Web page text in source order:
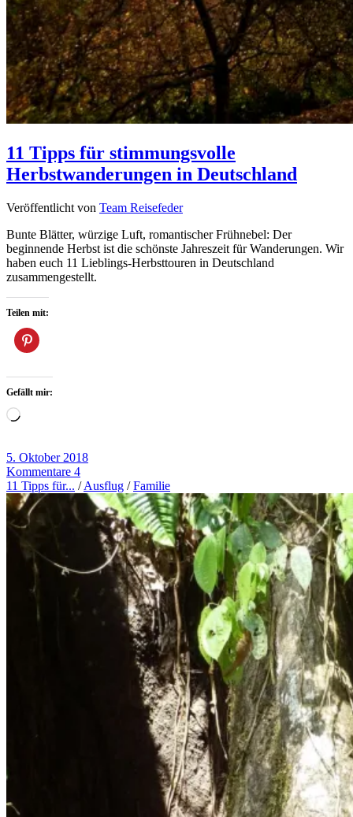
11 Tipps für stimmungsvolle
Herbstwanderungen in Deutschland
Veröffentlicht von Team Reisefeder
Bunte Blätter, würzige Luft, romantischer Frühnebel: Der
beginnende Herbst ist die schönste Jahreszeit für Wanderungen. Wir
haben euch 11 Lieblings-Herbsttouren in Deutschland
zusammengestellt.
Teilen mit:
Gefällt mir:
Wird
5. Oktober 2018
Kommentare 4
11 Tipps für... /Ausflug /Familie